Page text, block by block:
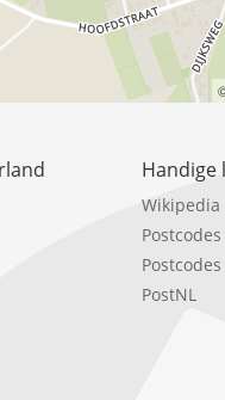
Handige
Wikipedia
Postcodes
PostNL